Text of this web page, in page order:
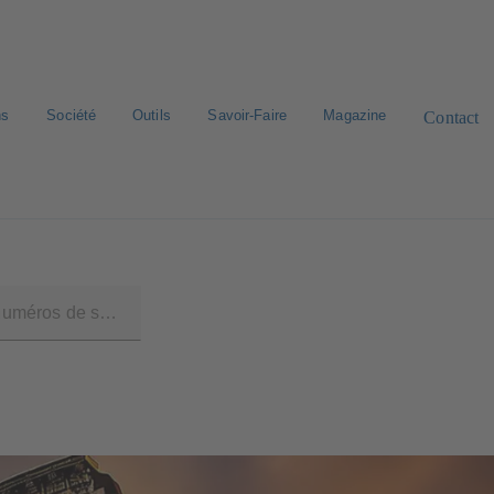
Société Outils Savoir-Faire Magazine Contact
Recherche